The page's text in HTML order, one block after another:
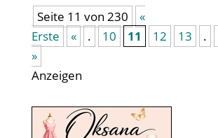
Seite 11 von 230
«
Erste
« . 10 11 12 13 .
»
Anzeigen